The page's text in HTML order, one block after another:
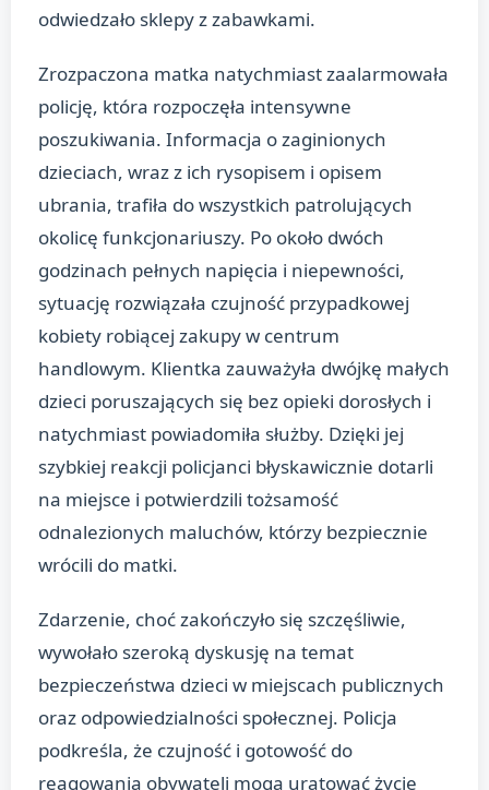
odwiedzało sklepy z zabawkami.
Zrozpaczona matka natychmiast zaalarmowała
policję, która rozpoczęła intensywne
poszukiwania. Informacja o zaginionych
dzieciach, wraz z ich rysopisem i opisem
ubrania, trafiła do wszystkich patrolujących
okolicę funkcjonariuszy. Po około dwóch
godzinach pełnych napięcia i niepewności,
sytuację rozwiązała czujność przypadkowej
kobiety robiącej zakupy w centrum
handlowym. Klientka zauważyła dwójkę małych
dzieci poruszających się bez opieki dorosłych i
natychmiast powiadomiła służby. Dzięki jej
szybkiej reakcji policjanci błyskawicznie dotarli
na miejsce i potwierdzili tożsamość
odnalezionych maluchów, którzy bezpiecznie
wrócili do matki.
Zdarzenie, choć zakończyło się szczęśliwie,
wywołało szeroką dyskusję na temat
bezpieczeństwa dzieci w miejscach publicznych
oraz odpowiedzialności społecznej. Policja
podkreśla, że czujność i gotowość do
reagowania obywateli mogą uratować życie